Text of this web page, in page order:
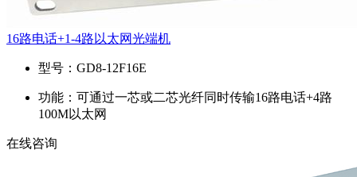
16路电话+1-4路以太网光端机
型号： GD8-12F16E
功能： 可通过一芯或二芯光纤同时传输16路电话+4路
100M以太网
在线咨询